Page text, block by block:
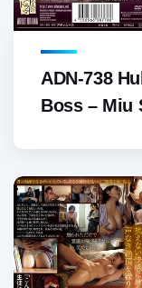
ADN-738
Boss – Miu